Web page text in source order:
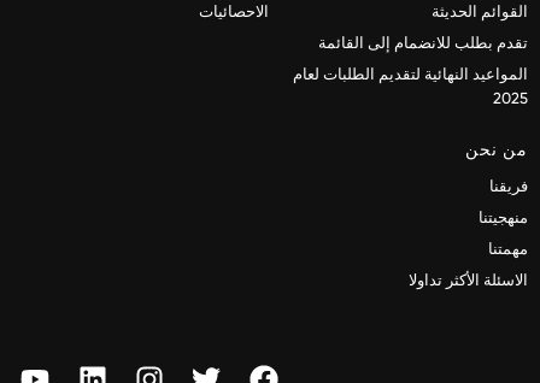
القوائم الحديثة
تقدم بطلب للانضمام إلى القائمة
المواعيد النهائية لتقديم الطلبات لعام
2025
الاحصائيات
من نحن
فريقنا
منهجيتنا
مهمتنا
الاسئلة الأكثر تداولا